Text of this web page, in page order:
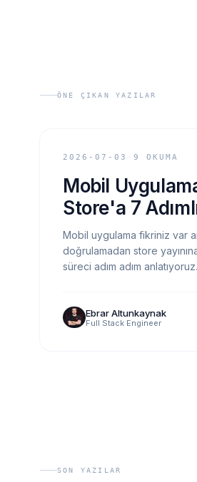
ÖNE ÇIKAN YAZILAR
2026-07-03 · 9 OKUMA
Mobil
Store'a 7
Mobil uygulama fikriniz var
doğrulamadan store
süreci adım adım anlatıyoruz.
Ebrar Altunkaynak
Full Stack Engineer
SON YAZILAR